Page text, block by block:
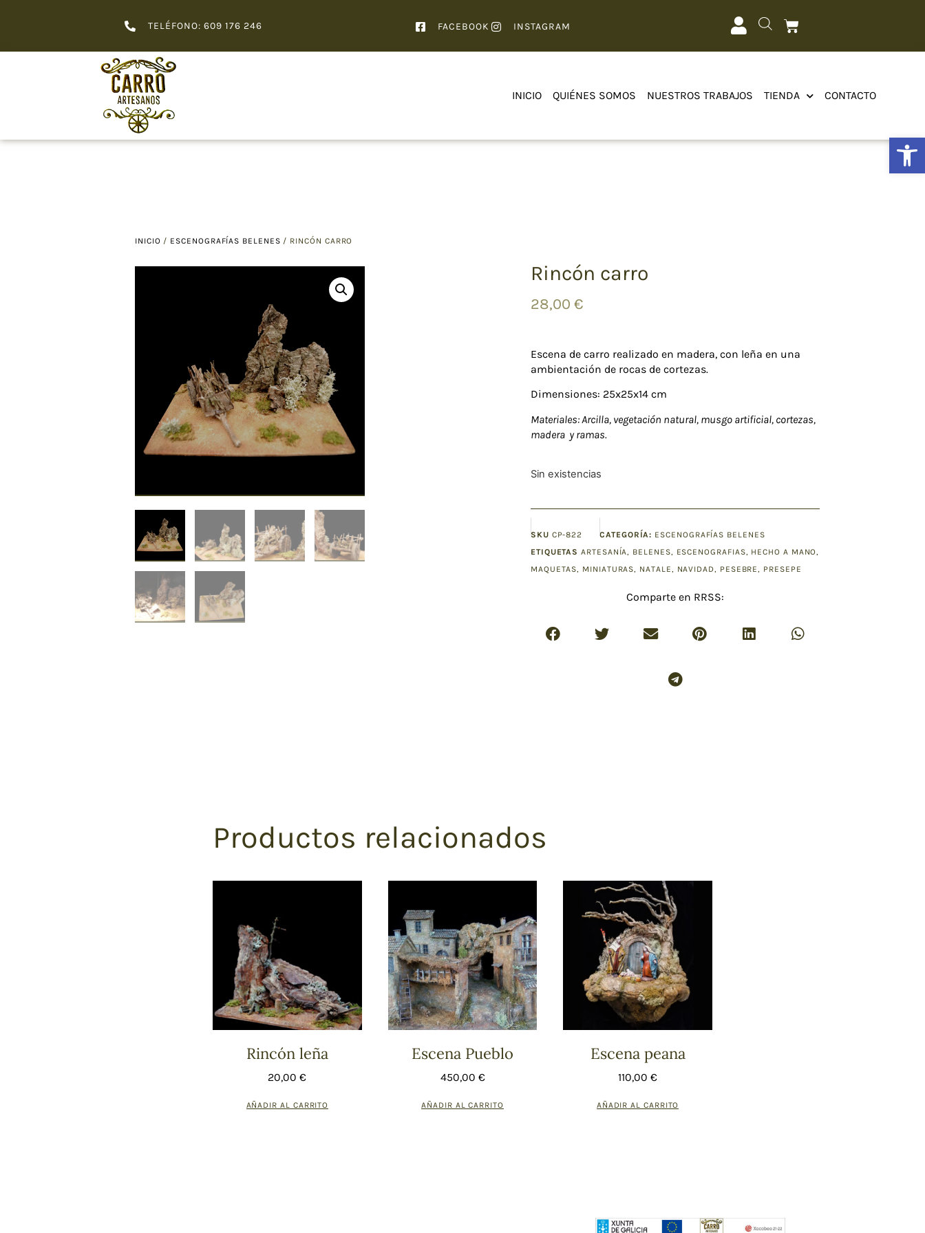
Abrir
TELÉFONO: 609 176 246 FACEBOOK INSTAGRAM
INICIO QUIÉNES SOMOS NUESTROS TRABAJOS TIENDA CONTACTO
INICIO / ESCENOGRAFÍAS BELENES / RINCÓN CARRO
Rincón carro
28,00 €
Escena de carro realizado en madera, con leña en una
ambientación de rocas de cortezas.
Dimensiones: 25x25x14 cm
Materiales: Arcilla, vegetación natural, musgo artificial, cortezas,
madera y ramas.
Sin existencias
SKU CP-822 CATEGORÍA: ESCENOGRAFÍAS BELENES
ETIQUETAS ARTESANÍA, BELENES, ESCENOGRAFIAS, HECHO A MANO,
MAQUETAS, MINIATURAS, NATALE, NAVIDAD, PESEBRE, PRESEPE
Comparte en RRSS:
Productos relacionados
Rincón leña
20,00€
AÑADIR AL CARRITO
Escena Pueblo
450,00 €
AÑADIR AL CARRITO
Escena peana
110,00€
AÑADIR AL CARRITO